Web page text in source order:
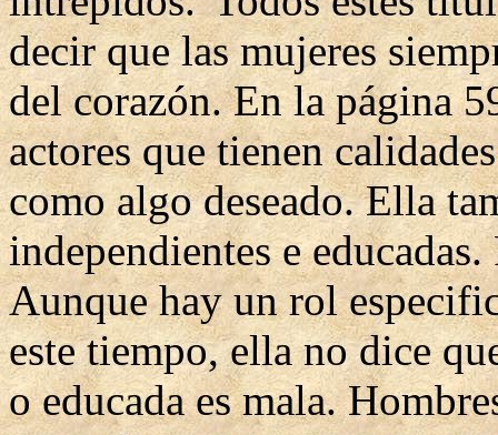
decir que las mujeres
del corazón. En la página
actores que tienen
como algo deseado. Ella
independientes e
Aunque hay un rol
este tiempo, ella no dice
o educada es mala.